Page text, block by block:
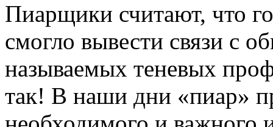
Пиарщики считают, что
смогло вывести связи с
называемых теневых
так! В наши дни «пиар»